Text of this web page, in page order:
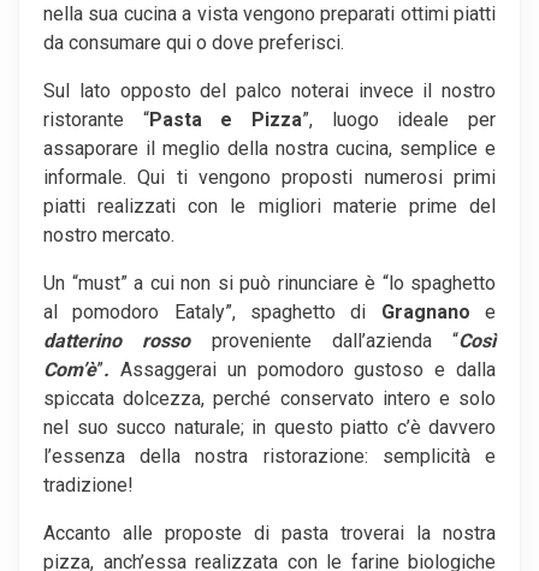
nella sua cucina a vista vengono preparati ottimi piatti
da consumare qui o dove preferisci.
Sul lato opposto del palco noterai invece il nostro
ristorante “Pasta e Pizza”, luogo ideale per
assaporare il meglio della nostra cucina, semplice e
informale. Qui ti vengono proposti numerosi primi
piatti realizzati con le migliori materie prime del
nostro mercato.
Un “must” a cui non si può rinunciare è “lo spaghetto
al pomodoro Eataly”, spaghetto di Gragnano e
datterino rossoproveniente dall’azienda “Così
Com’è”. Assaggerai un pomodoro gustoso e dalla
spiccata dolcezza, perché conservato intero e solo
nel suo succo naturale; in questo piatto c’è davvero
l’essenza della nostra ristorazione: semplicità e
tradizione!
Accanto alle proposte di pasta troverai la nostra
pizza, anch’essa realizzata con le farine biologiche